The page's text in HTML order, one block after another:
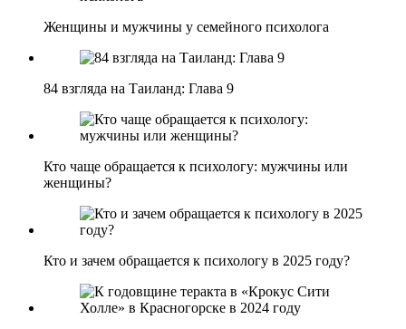
Женщины и мужчины у семейного психолога
84 взгляда на Таиланд: Глава 9
Кто чаще обращается к психологу: мужчины или
женщины?
Кто и зачем обращается к психологу в 2025 году?